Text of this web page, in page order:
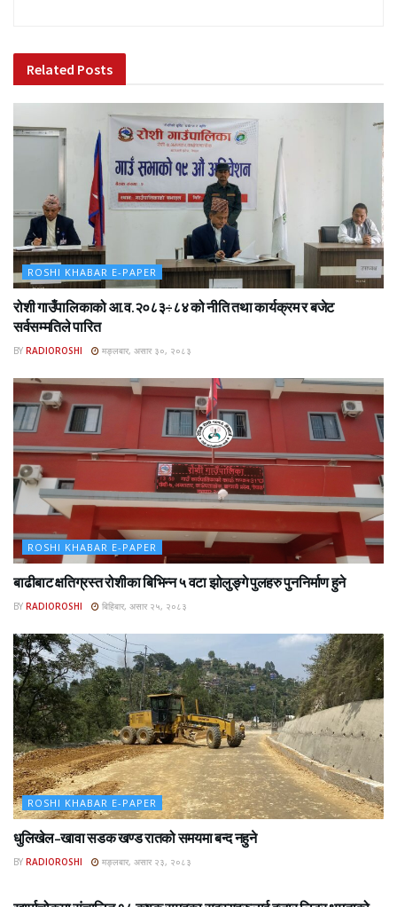
Related Posts
ROSHI KHABAR E-PAPER
रोशी गाउँपालिकाको आ.व.२०८३÷८४ को नीति तथा कार्यक्रम र बजेट
सर्वसम्मतिले पारित
BY RADIOROSHI मङ्लबार, असार ३०, २०८३
ROSHI KHABAR E-PAPER
बाढीबाट क्षतिग्रस्त रोशीका बिभिन्न ५ वटा झोलुङ्गे पुलहरु पुननिर्माण हुने
BY RADIOROSHI बिहिबार, असार २५, २०८३
ROSHI KHABAR E-PAPER
धुलिखेल–खावा सडक खण्ड रातको समयमा बन्द नहुने
BY RADIOROSHI मङ्लबार, असार २३, २०८३